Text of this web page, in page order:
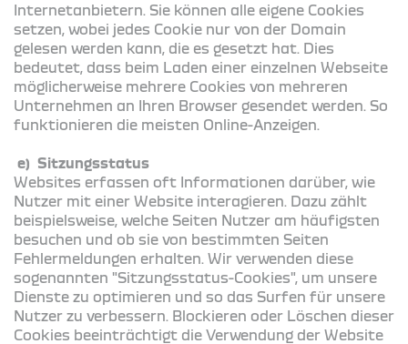
Internetanbietern. Sie können alle eigene Cookies
setzen, wobei jedes Cookie nur von der Domain
gelesen werden kann, die es gesetzt hat. Dies
bedeutet, dass beim Laden einer einzelnen Webseite
möglicherweise mehrere Cookies von mehreren
Unternehmen an Ihren Browser gesendet werden. So
funktionieren die meisten Online-Anzeigen.
e) Sitzungsstatus
Websites erfassen oft Informationen darüber, wie
Nutzer mit einer Website interagieren. Dazu zählt
beispielsweise, welche Seiten Nutzer am häufigsten
besuchen und ob sie von bestimmten Seiten
Fehlermeldungen erhalten. Wir verwenden diese
sogenannten "Sitzungsstatus-Cookies", um unsere
Dienste zu optimieren und so das Surfen für unsere
Nutzer zu verbessern. Blockieren oder Löschen dieser
Cookies beeinträchtigt die Verwendung der Website